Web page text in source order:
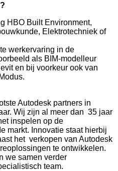
HBO Built Environment,
Elektrotechniek of
werkervaring in de
als BIM-modelleur
en bij voorkeur ook van
Autodesk partners in
Wij zijn al meer dan 35 jaar
inspelen op de
markt. Innovatie staat hierbij
het verkopen van Autodesk
te ontwikkelen.
we samen verder
team.